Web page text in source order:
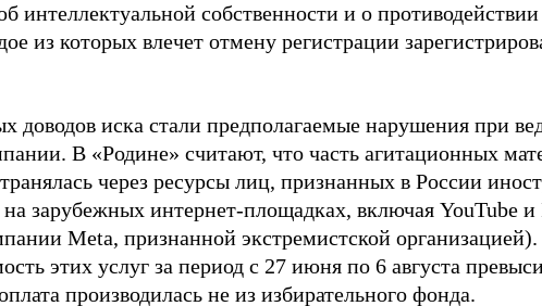
интеллектуальной собственности и о противодействии
из которых влечет отмену регистрации
доводов иска стали предполагаемые нарушения при
В «Родине» считают, что часть агитационных
через ресурсы лиц, признанных в России
зарубежных интернет-площадках, включая YouTube и
Meta, признанной экстремистской организацией).
этих услуг за период с 27 июня по 6 августа
производилась не из избирательного фонда.